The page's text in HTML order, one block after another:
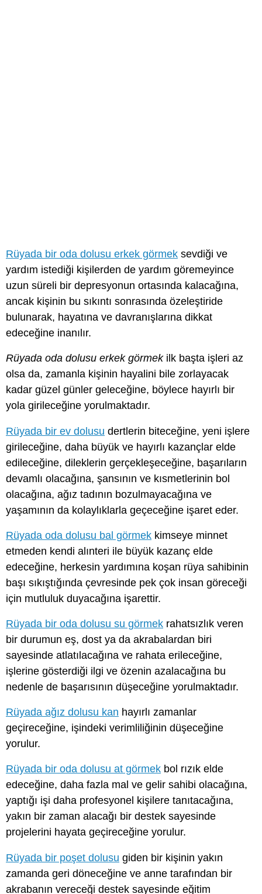
Rüyada bir oda dolusu erkek görmek sevdiği ve
yardım istediği kişilerden de yardım göremeyince
uzun süreli bir depresyonun ortasında kalacağına,
ancak kişinin bu sıkıntı sonrasında özeleştiride
bulunarak, hayatına ve davranışlarına dikkat
edeceğine inanılır.
Rüyada oda dolusu erkek görmekilk başta işleri az
olsa da, zamanla kişinin hayalini bile zorlayacak
kadar güzel günler geleceğine, böylece hayırlı bir
yola girileceğine yorulmaktadır.
Rüyada bir ev dolusu dertlerin biteceğine, yeni işlere
girileceğine, daha büyük ve hayırlı kazançlar elde
edileceğine, dileklerin gerçekleşeceğine, başarıların
devamlı olacağına, şansının ve kısmetlerinin bol
olacağına, ağız tadının bozulmayacağına ve
yaşamının da kolaylıklarla geçeceğine işaret eder.
Rüyada oda dolusu bal görmek kimseye minnet
etmeden kendi alınteri ile büyük kazanç elde
edeceğine, herkesin yardımına koşan rüya sahibinin
başı sıkıştığında çevresinde pek çok insan göreceği
için mutluluk duyacağına işarettir.
Rüyada bir oda dolusu su görmek rahatsızlık veren
bir durumun eş, dost ya da akrabalardan biri
sayesinde atlatılacağına ve rahata erileceğine,
işlerine gösterdiği ilgi ve özenin azalacağına bu
nedenle de başarısının düşeceğine yorulmaktadır.
Rüyada ağız dolusu kan hayırlı zamanlar
geçireceğine, işindeki verimliliğinin düşeceğine
yorulur.
Rüyada bir oda dolusu at görmek bol rızık elde
edeceğine, daha fazla mal ve gelir sahibi olacağına,
yaptığı işi daha profesyonel kişilere tanıtacağına,
yakın bir zaman alacağı bir destek sayesinde
projelerini hayata geçireceğine yorulur.
Rüyada bir poşet dolusu giden bir kişinin yakın
zamanda geri döneceğine ve anne tarafından bir
akrabanın vereceği destek sayesinde eğitim